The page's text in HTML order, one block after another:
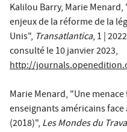
Kalilou Barry, Marie Menard,
enjeux de la réforme de la
Unis", Transatlantica, 1 |
consulté le 10 janvier 2023,
http://
Marie Menard, "Une
enseignants américains face
(2018)", Les Mondes du